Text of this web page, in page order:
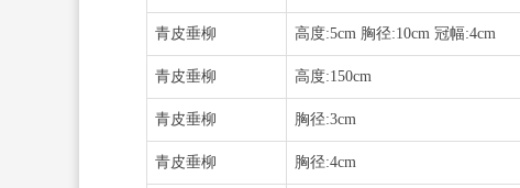
青皮垂柳 高度:5cm 胸径:10cm 冠幅:4cm
青皮垂柳 高度:150cm
青皮垂柳 胸径:3cm
青皮垂柳 胸径:4cm